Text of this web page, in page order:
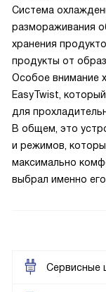
Система
размораживания
хранения
продукты от
Особое внимание
EasyTwist,
для
В общем, это
и режимов,
максимально
выбрал именно
Сервисные